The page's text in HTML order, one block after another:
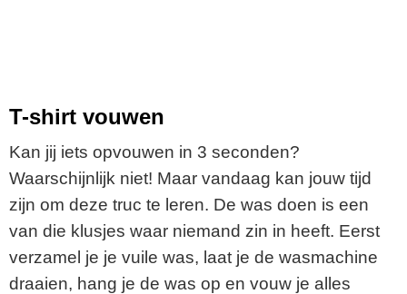
T-shirt vouwen
Kan jij iets opvouwen in 3 seconden?
Waarschijnlijk niet! Maar vandaag kan jouw tijd
zijn om deze truc te leren. De was doen is een
van die klusjes waar niemand zin in heeft. Eerst
verzamel je je vuile was, laat je de wasmachine
draaien, hang je de was op en vouw je alles